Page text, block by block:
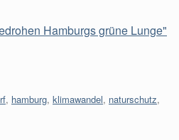
Hamburgs grüne Lunge"
, hamburg, klimawandel, naturschutz,